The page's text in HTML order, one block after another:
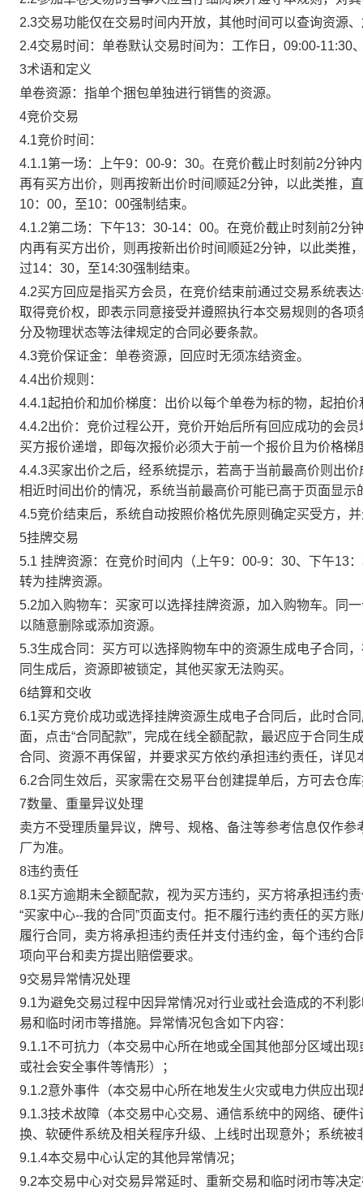
2.3交易功能仅在交易时间内开放，其他时间可以查询资源
2.4交易时间：单卷默认交易时间为：工作日，09:00-11:30
3术语和定义
单卷资源：指单个捆包单独进行销售的资源。
4竞价交易
4.1竞价时间：
4.1.1第一场：上午9：00-9：30。在竞价截止时刻前2分钟
再有买方出价，则再按新出价时间顺延2分钟，以此类推，
10：00，至10：00强制结束。
4.1.2第二场：下午13：30-14：00。在竞价截止时刻前2分
内再有买方出价，则再按新出价时间顺延2分钟，以此类推
过14：30，至14:30强制结束。
4.2买方回应是指买方会员，在竞价结束前通过交易系统表
取得竞价权，即表示同意接受并遵照执行本交易规则的各
分及物理状态等法律规定的合同必要条款。
4.3竞价保证金：单卷资源，回应时无须冻结资金。
4.4出价规则：
4.4.1起拍价和加价梯度：出价以每个单卷为标的物，起拍
4.4.2出价：竞价过程公开，竞价开始后所有回应成功的会
买方报价递增，即每次报价必须大于前一个报价且为价格
4.4.3买家出价之后，经系统提示，若高于当前最高价则出
相近时间出价的情况，系统当前最高价可能已高于页面显示
4.5竞价结束后，系统自动按照价格优先原则确定买受方，
5挂牌交易
5.1 挂牌资源：在竞价时间内（上午9：00-9：30、下午13
转为挂牌资源。
5.2加入购物车：买家可以选择挂牌资源，加入购物车。同
以随意删除或添加资源。
5.3生成合同：买方可以选择购物车中的资源生成电子合同
同生成后，资源即被锁定，其他买家无法购买。
6结算和交收
6.1买方竞价成功或选择挂牌资源生成电子合同后，此时合
面，点击“合同配款”，完成在线全额配款，最迟应于合同
合同、资源不再保留，并要求买方依约承担违约责任，详见
6.2合同生效后，买家需在交易平台创建提单后，方可去仓
7数量、重量异议处理
卖方不受理质量异议，牌号、规格、备注等参考信息仅作
厂为准。
8违约责任
8.1买方逾期未全额配款，视为买方违约，买方将承担违约
“买家中心--我的合同”页面支付。拒不履行违约责任的买方
履行合同，卖方将承担违约责任并支付违约金，每个违约
项向平台和卖方提出赔偿要求。
9交易异常情况处理
9.1为避免交易过程中因异常情况对行业或社会造成的不利
易和临时闭市等措施。异常情况包含如下内容：
9.1.1不可抗力（本交易中心所在地或全国其他部分区域出
或社会安全事件等情形）；
9.1.2意外事件（本交易中心所在地发生火灾或电力供应出
9.1.3技术故障（本交易中心交易、通信系统中的网络、硬
换、软硬件系统及相关程序升级、上线时出现意外；系统
9.1.4本交易中心认定的其他异常情况；
9.2本交易中心对交易异常延时、重新交易和临时闭市等决